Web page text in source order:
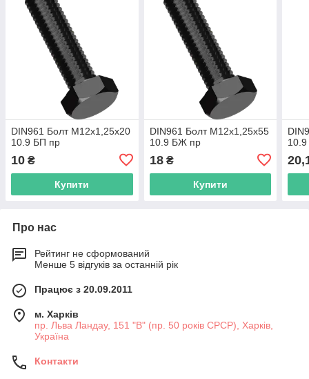
DIN961 Болт М12х1,25х20
10.9 БП пр
10 ₴
Купити
DIN961 Болт М12х1,25х55
10.9 БЖ пр
18₴
Купити
Про нас
Рейтинг не сформований
Менше 5 відгуків за останній рік
Працює з 20.09.2011
м. Харків
пр. Льва Ландау, 151 "В" (пр. 50 років СРСР), Харків,
Україна
Контакти